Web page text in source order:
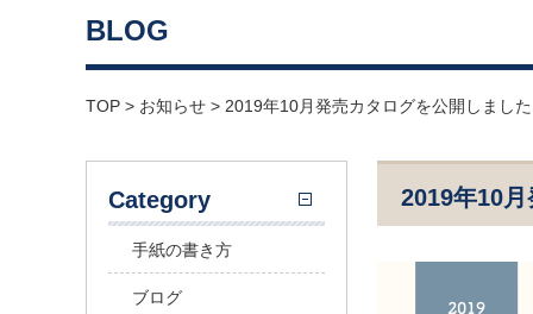
BLOG
TOP > お知らせ > 2019年10月発売カタログを公開しました
2019年10
Category
手紙の書き方
ブログ